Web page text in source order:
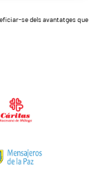
se dels avantatges que